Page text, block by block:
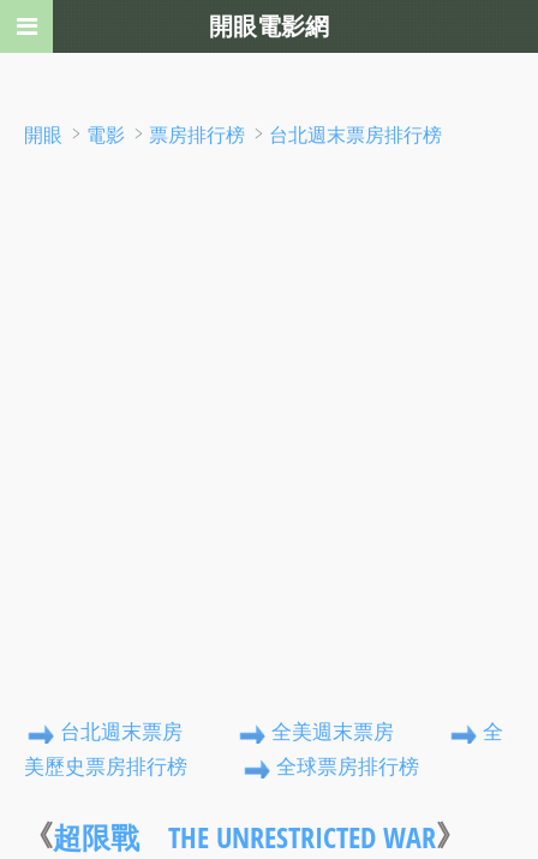
開眼 ﹥ 電影 ﹥ 票房排行榜 ﹥ 台北週末票房排行榜
台北週末票房 全美週末票房
全
美歷史票房排行榜
全球票房排行榜
《超限戰 THE UNRESTRICTED WAR》
開眼電影網